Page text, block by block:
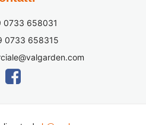
0733 658031
0733 658315